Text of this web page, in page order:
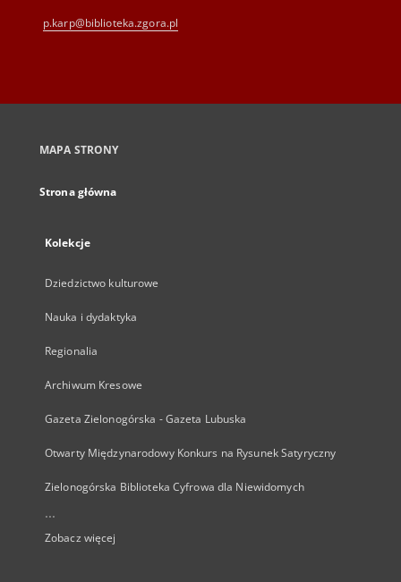
p.karp@biblioteka.zgora.pl
MAPA STRONY
Strona główna
Kolekcje
Dziedzictwo kulturowe
Nauka i dydaktyka
Regionalia
Archiwum Kresowe
Gazeta Zielonogórska - Gazeta Lubuska
Otwarty Międzynarodowy Konkurs na Rysunek Satyryczny
Zielonogórska Biblioteka Cyfrowa dla Niewidomych
...
Zobacz więcej